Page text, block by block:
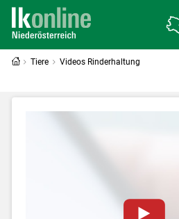
Tiere Videos Rinderhaltung